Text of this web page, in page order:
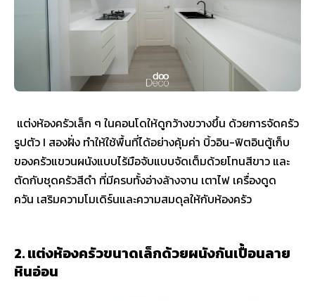
แต่งห้องครัวเล็ก ๆ ในคอนโดให้ดูกว้างขวางขึ้น ด้วยการจัดครัว
รูปตัว I สองฝั่ง ทำให้ใช้พื้นที่ได้อย่างคุ้มค่า บิ้วอิน-ฟิตอินตู้เก็บ
ของครัวแขวนผนังแบบไร้มือจับแบบจัดเต็มด้วยโทนสีขาว และ
ตัดกับชุดครัวสีดำ ที่มีครบทั้งอ่างล้างจาน เตาไฟ เครื่องดูด
ควัน เสริมความโมเดิร์นและความสมดุลให้กับห้องครัว
2. แต่งห้องครัวขนาดเล็กด้วยผนังกันเปื้อนลาย
หินอ่อน